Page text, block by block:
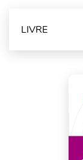
LIVRE